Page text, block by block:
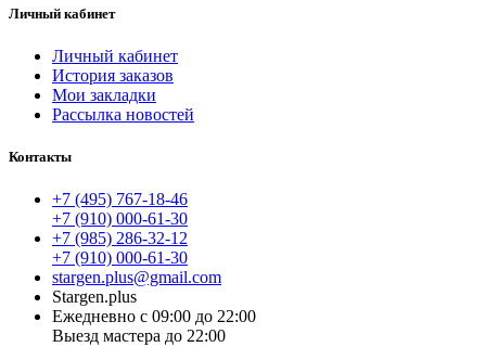
Личный кабинет
Личный кабинет
История заказов
Мои закладки
Рассылка новостей
Контакты
+7 (495) 767-18-46
+7 (910) 000-61-30
+7 (985) 286-32-12
+7 (910) 000-61-30
stargen.plus@gmail.com
Stargen.plus
Ежедневно с 09:00 до 22:00
Выезд мастера до 22:00